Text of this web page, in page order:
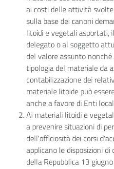
ai costi delle attività
sulla base dei canoni
litoidi e vegetali asportati,
delegato o al soggetto
del valore assunto
tipologia del materiale da
contabilizzazione dei
materiale litoide può
anche a favore di Enti
Ai materiali litoidi e
a prevenire situazioni di
dell'officiosità dei corsi
applicano le disposizioni
della Repubblica 13